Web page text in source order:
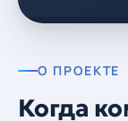
О ПРОЕКТЕ
Когда